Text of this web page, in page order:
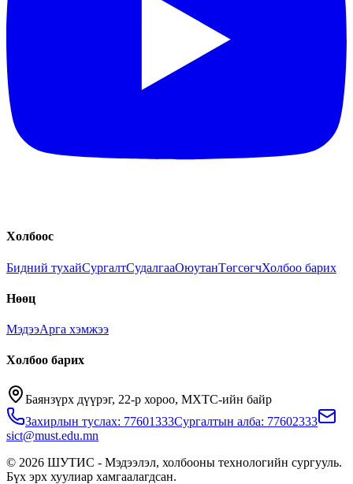
Холбоос
Бидний тухайСургалтСудалгааОюутанТөгсөгчХолбоо барих
Нөөц
МэдээАрга хэмжээ
Холбоо барих
Баянзүрх дүүрэг, 22-р хороо, МХТС-ийн байр
Захирлын туслах: 77601333Сургалтын алба: 77602333
sict@must.edu.mn
© 2026 ШУТИС - Мэдээлэл, холбооны технологийн сургууль.
Бүх эрх хуулиар хамгаалагдсан.